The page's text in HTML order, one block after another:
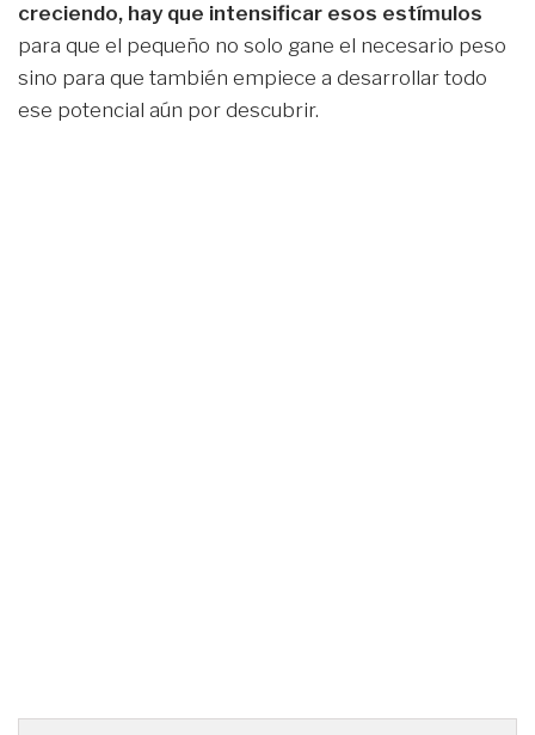
creciendo, hay que intensificar esos estímulos
para que el pequeño no solo gane el necesario peso
sino para que también empiece a desarrollar todo
ese potencial aún por descubrir.